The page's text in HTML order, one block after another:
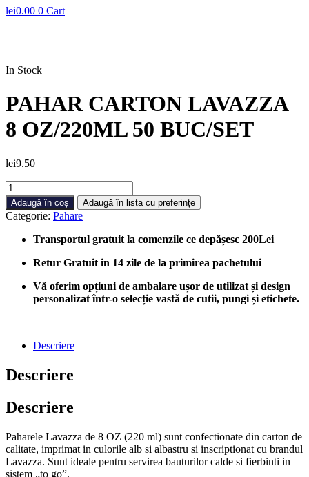
lei0.00 0 Cart
In Stock
PAHAR CARTON LAVAZZA
8 OZ/220ML 50 BUC/SET
lei9.50
Cantitate
PAHAR
CARTON
LAVAZZA
Adaugă în coș Adaugă în lista cu preferințe
Categorie: Pahare
Transportul gratuit la comenzile ce depășesc 200Lei
Retur Gratuit in 14 zile de la primirea pachetului
Vă oferim opțiuni de ambalare ușor de utilizat și design
personalizat într-o selecție vastă de cutii, pungi și etichete.
Descriere
Descriere
Descriere
Paharele Lavazza de 8 OZ (220 ml) sunt confectionate din carton de
calitate, imprimat in culorile alb si albastru si inscriptionat cu brandul
Lavazza. Sunt ideale pentru servirea bauturilor calde si fierbinti in
sistem „to go”.